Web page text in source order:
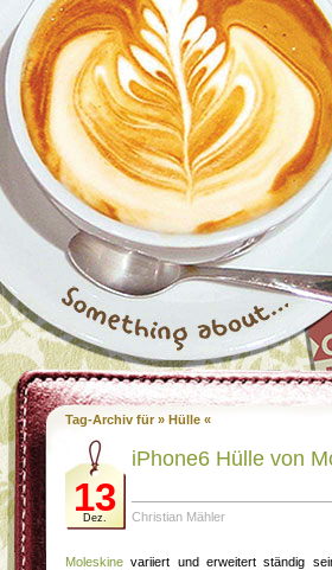
Tag-Archiv für » Hülle «
13
Dez.
iPhone6 Hülle von
Christian Mähler
Moleskine variiert und erweitert ständig